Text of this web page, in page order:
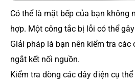
Có thể là mặt bếp của bạn không
hợp. Một công tắc bị lỗi có thể
Giải pháp là bạn nên kiểm tra các
ngắt kết nối nguồn.
Kiểm tra dòng các dây điện cụ